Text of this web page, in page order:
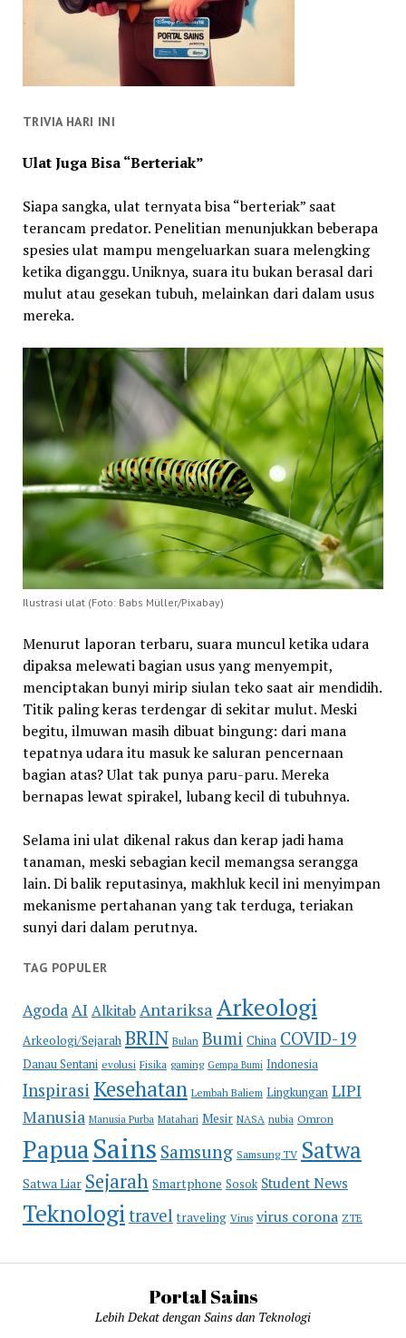
TRIVIA HARI INI
Ulat Juga Bisa “Berteriak”
Siapa sangka, ulat ternyata bisa “berteriak” saat
terancam predator. Penelitian menunjukkan beberapa
spesies ulat mampu mengeluarkan suara melengking
ketika diganggu. Uniknya, suara itu bukan berasal dari
mulut atau gesekan tubuh, melainkan dari dalam usus
mereka.
Ilustrasi ulat (Foto: Babs Müller/Pixabay)
Menurut laporan terbaru, suara muncul ketika udara
dipaksa melewati bagian usus yang menyempit,
menciptakan bunyi mirip siulan teko saat air mendidih.
Titik paling keras terdengar di sekitar mulut. Meski
begitu, ilmuwan masih dibuat bingung: dari mana
tepatnya udara itu masuk ke saluran pencernaan
bagian atas? Ulat tak punya paru-paru. Mereka
bernapas lewat spirakel, lubang kecil di tubuhnya.
Selama ini ulat dikenal rakus dan kerap jadi hama
tanaman, meski sebagian kecil memangsa serangga
lain. Di balik reputasinya, makhluk kecil ini menyimpan
mekanisme pertahanan yang tak terduga, teriakan
sunyi dari dalam perutnya.
TAG POPULER
AgodaAI AlkitabAntariksa Arkeologi
Arkeologi/Sejarah BRIN Bulan Bumi China COVID-19
Danau Sentani evolusi Fisika gaming Gempa Bumi Indonesia
Inspirasi Kesehatan Lembah Baliem Lingkungan LIPI
Manusia Manusia Purba Matahari Mesir NASA nubia Omron
PapuaSains Samsung Samsung TV Satwa
Satwa Liar Sejarah Smartphone Sosok Student News
Teknologitravel traveling Virus virus corona ZTE
Portal Sains
Lebih Dekat dengan Sains dan Teknologi